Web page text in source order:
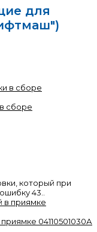
для
сборе
который при
43..
04110501030А